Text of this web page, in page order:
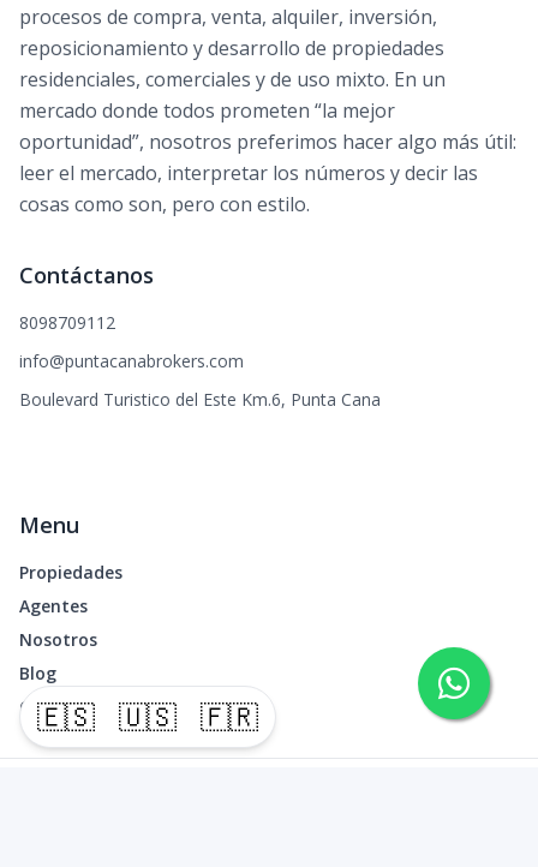
🇪🇸 🇺🇸 🇫🇷
procesos de compra, venta, alquiler, inversión,
reposicionamiento y desarrollo de propiedades
residenciales, comerciales y de uso mixto. En un
mercado donde todos prometen “la mejor
oportunidad”, nosotros preferimos hacer algo más útil:
leer el mercado, interpretar los números y decir las
cosas como son, pero con estilo.
Contáctanos
8098709112
info@puntacanabrokers.com
Boulevard Turistico del Este Km.6, Punta Cana
Menu
Propiedades
Agentes
Nosotros
Blog
Contacto